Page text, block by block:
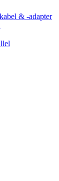
& -adapter